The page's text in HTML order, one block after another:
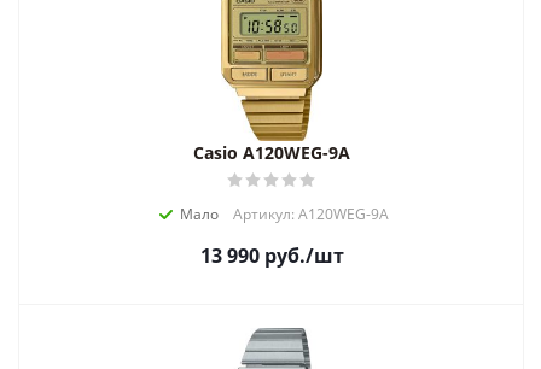
Casio A120WEG-9A
Мало Артикул: A120WEG-9A
13 990руб./шт